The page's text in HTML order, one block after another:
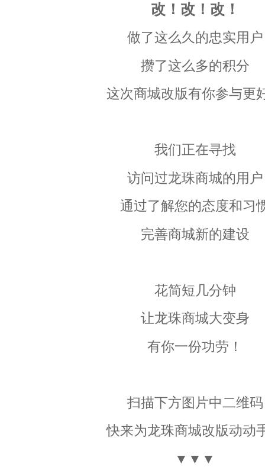
改！改！改！
做了这么久的忠实用户
攒了这么多的积分
这次商城改版有你参与更
我们正在寻找
访问过龙珠商城的用户
通过了解您的态度和习
完善商城新的建设
花简短几分钟
让龙珠商城大变身
有你一份功劳！
扫描下方图片中二维码
快来为龙珠商城改版动动
▼▼▼